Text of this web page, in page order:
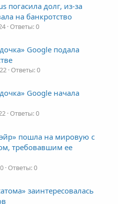
погасила долг, из-за
на банкротство
Ответы: 0
Google подала
Ответы: 0
Google начала
Ответы: 0
пошла на мировую с
требовавшим ее
Ответы: 0
заинтересовалась